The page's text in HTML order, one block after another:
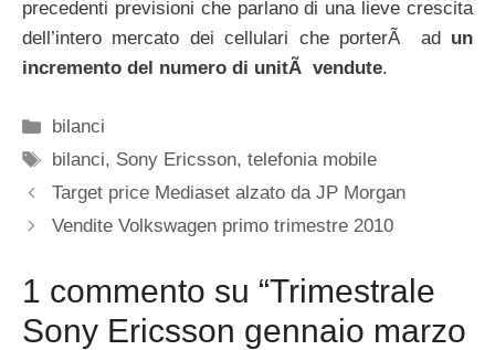
precedenti previsioni che parlano di una lieve crescita
dell’intero mercato dei cellulari che porterÃ ad un
incremento del numero di unitÃ vendute.
Categorie
bilanci
Tag
bilanci, Sony Ericsson,telefonia mobile
Target price Mediaset alzato da JP Morgan
Vendite Volkswagen primo trimestre 2010
1 commento su “Trimestrale
Sony Ericsson gennaio marzo